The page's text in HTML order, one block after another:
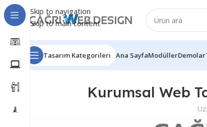
Skip to navigation
Skip to main content
Tasarım Kategorileri Ana SayfaModüllerDemolar
Kurumsal Web